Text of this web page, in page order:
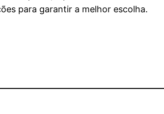
para garantir a melhor escolha.